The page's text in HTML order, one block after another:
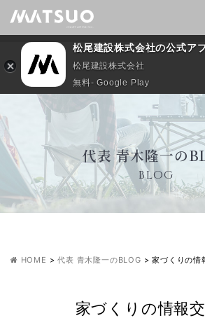
代表 青木隆一の
BLOG
HOME >代表 青木隆一のBLOG >家づくりの情
家づくりの情報
松尾建設株式会社の公式ア
松尾建設株式会社
無料- Google Play